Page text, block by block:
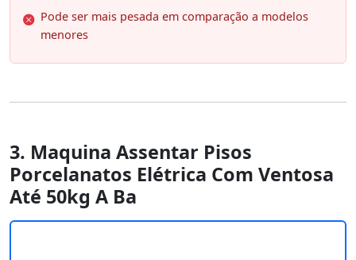
Pode ser mais pesada em comparação a modelos
menores
3. Maquina Assentar Pisos
Porcelanatos Elétrica Com Ventosa
Até 50kg A Ba